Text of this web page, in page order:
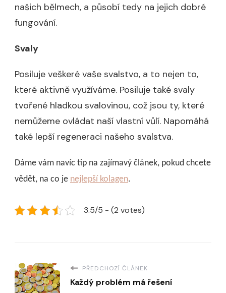
našich bělmech, a působí tedy na jejich dobré
fungování.
Svaly
Posiluje veškeré vaše svalstvo, a to nejen to,
které aktivně využíváme. Posiluje také svaly
tvořené hladkou svalovinou, což jsou ty, které
nemůžeme ovládat naší vlastní vůlí. Napomáhá
také lepší regeneraci našeho svalstva.
Dáme vám navíc tip na zajímavý článek, pokud chcete
vědět, na co je nejlepší kolagen.
3.5/5 - (2 votes)
PŘEDCHOZÍ ČLÁNEK
Každý problém má řešení